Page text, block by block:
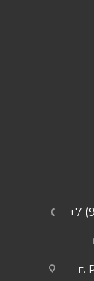
+7
г.